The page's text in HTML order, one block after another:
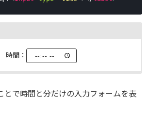
時間：
で時間と分だけの入力フォームを表